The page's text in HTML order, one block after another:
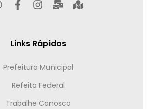
Links Rápidos
Prefeitura Municipal
Refeita Federal
Trabalhe Conosco